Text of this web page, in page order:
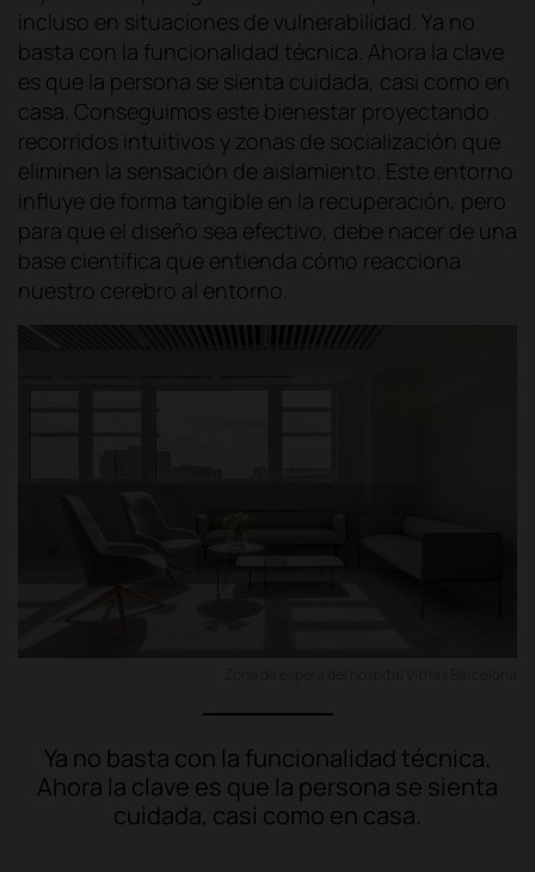
incluso en situaciones de vulnerabilidad. Ya no
basta con la funcionalidad técnica. Ahora la clave
es que la persona se sienta cuidada, casi como en
casa. Conseguimos este bienestar proyectando
recorridos intuitivos y zonas de socialización que
eliminen la sensación de aislamiento. Este entorno
influye de forma tangible en la recuperación, pero
para que el diseño sea efectivo, debe nacer de una
base científica que entienda cómo reacciona
nuestro cerebro al entorno.
Ya no basta con la funcionalidad técnica.
Ahora la clave es que la persona se sienta
cuidada, casi como en casa.